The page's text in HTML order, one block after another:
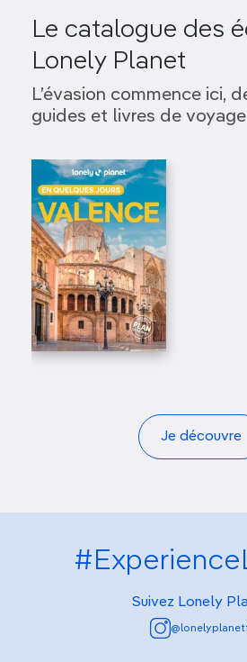
Le catalogue des
Lonely Planet
L’évasion commence ici,
guides et livres de
Je découvre
Suivez Lonely